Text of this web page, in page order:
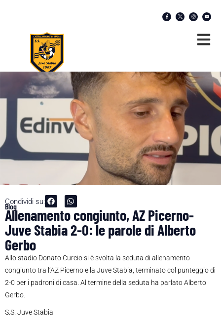
Condividi su:
Blog
Allenamento congiunto, AZ Picerno-
Juve Stabia 2-0: le parole di Alberto
Gerbo
Allo stadio Donato Curcio si è svolta la seduta di allenamento
congiunto tra l’AZ Picerno e la Juve Stabia, terminato col punteggio di
2-0 per i padroni di casa. Al termine della seduta ha parlato Alberto
Gerbo.
S.S. Juve Stabia